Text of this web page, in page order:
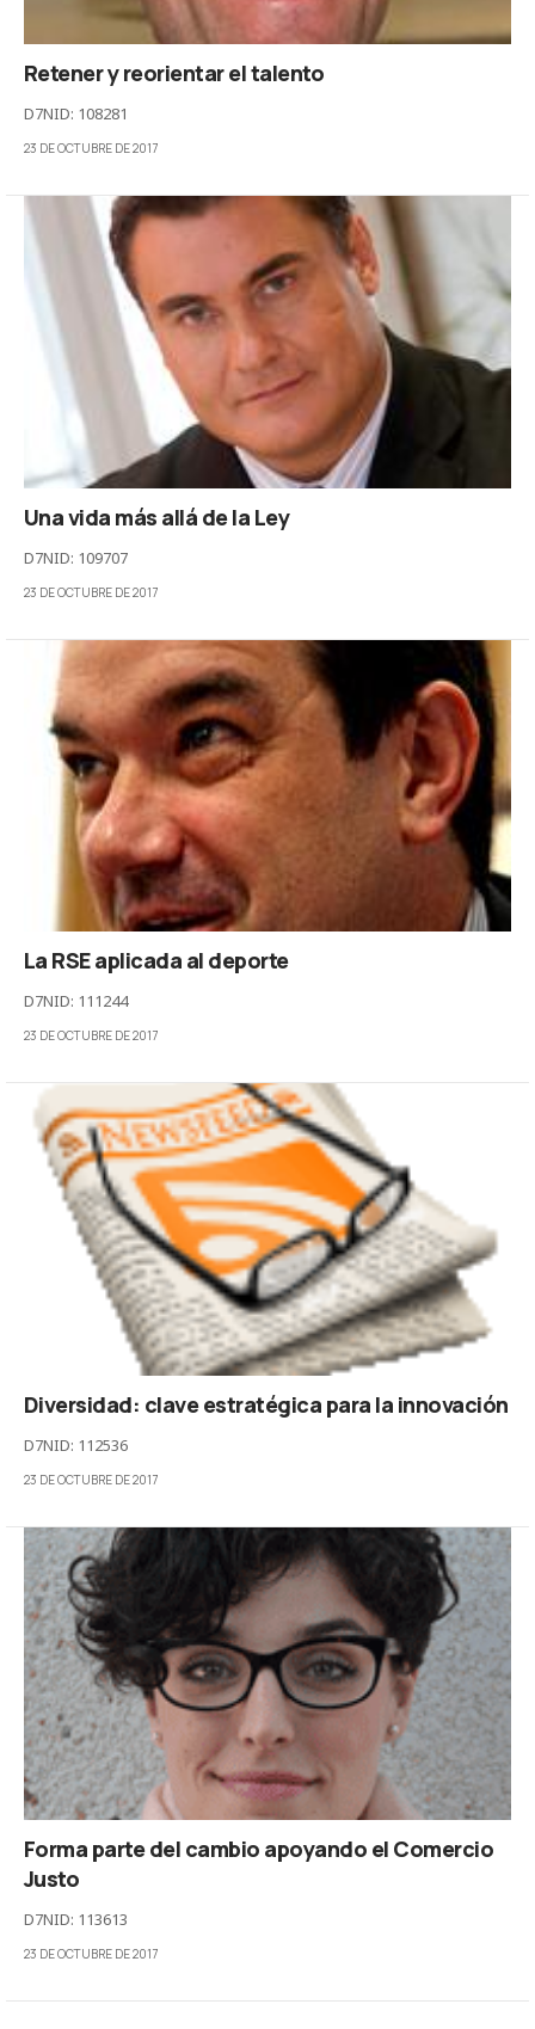
Retener y reorientar el talento
D7NID: 108281
23 DE OCTUBRE DE 2017
Una vida más allá de la Ley
D7NID: 109707
23 DE OCTUBRE DE 2017
La RSE aplicada al deporte
D7NID: 111244
23 DE OCTUBRE DE 2017
Diversidad: clave estratégica para la innovación
D7NID: 112536
23 DE OCTUBRE DE 2017
Forma parte del cambio apoyando el Comercio
Justo
D7NID: 113613
23 DE OCTUBRE DE 2017